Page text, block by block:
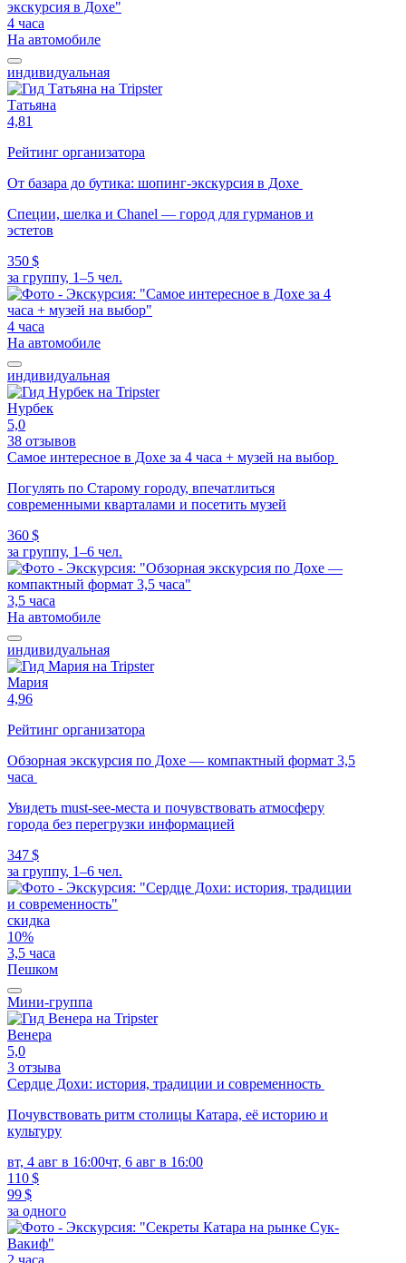
4 часа
На автомобиле
индивидуальная
Татьяна
4,81
Рейтинг организатора
От базара до бутика: шопинг-экскурсия в Дохе
Специи, шелка и Chanel — город для гурманов и
эстетов
350 $
за группу, 1–5 чел.
4 часа
На автомобиле
индивидуальная
Нурбек
5,0
38 отзывов
Самое интересное в Дохе за 4 часа + музей на выбор
Погулять по Старому городу, впечатлиться
современными кварталами и посетить музей
360 $
за группу, 1–6 чел.
3,5 часа
На автомобиле
индивидуальная
Мария
4,96
Рейтинг организатора
Обзорная экскурсия по Дохе — компактный формат 3,5
часа
Увидеть must-see-места и почувствовать атмосферу
города без перегрузки информацией
347 $
за группу, 1–6 чел.
скидка
10%
3,5 часа
Пешком
Мини-группа
Венера
5,0
3 отзыва
Сердце Дохи: история, традиции и современность
Почувствовать ритм столицы Катара, её историю и
культуру
вт, 4 авг в 16:00чт, 6 авг в 16:00
110 $
99 $
за одного
2 часа